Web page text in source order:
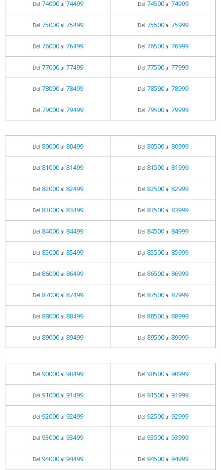
Del 74000al 74499 Del 74500al 74999
Del 75000al 75499 Del 75500al 75999
Del 76000al 76499 Del 76500al 76999
Del 77000al 77499 Del 77500al 77999
Del 78000al 78499 Del 78500al 78999
Del 79000al 79499 Del 79500al 79999
Del 80000al 80499 Del 80500al 80999
Del 81000al 81499 Del 81500al 81999
Del 82000al 82499 Del 82500al 82999
Del 83000al 83499 Del 83500al 83999
Del 84000al 84499 Del 84500al 84999
Del 85000al 85499 Del 85500al 85999
Del 86000al 86499 Del 86500al 86999
Del 87000al 87499 Del 87500al 87999
Del 88000al 88499 Del 88500al 88999
Del 89000al 89499 Del 89500al 89999
Del 90000al 90499 Del 90500al 90999
Del 91000al 91499 Del 91500al 91999
Del 92000al 92499 Del 92500al 92999
Del 93000al 93499 Del 93500al 93999
Del 94000al 94499 Del 94500al 94999